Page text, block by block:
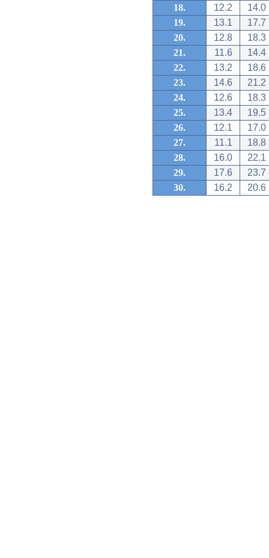
18.
12.2
14.0
19.
13.1
17.7
20.
12.8
18.3
21.
11.6
14.4
22.
13.2
18.6
23.
14.6
21.2
24.
12.6
18.3
25.
13.4
19.5
26.
12.1
17.0
27.
11.1
18.8
28.
16.0
22.1
29.
17.6
23.7
30.
16.2 20.6